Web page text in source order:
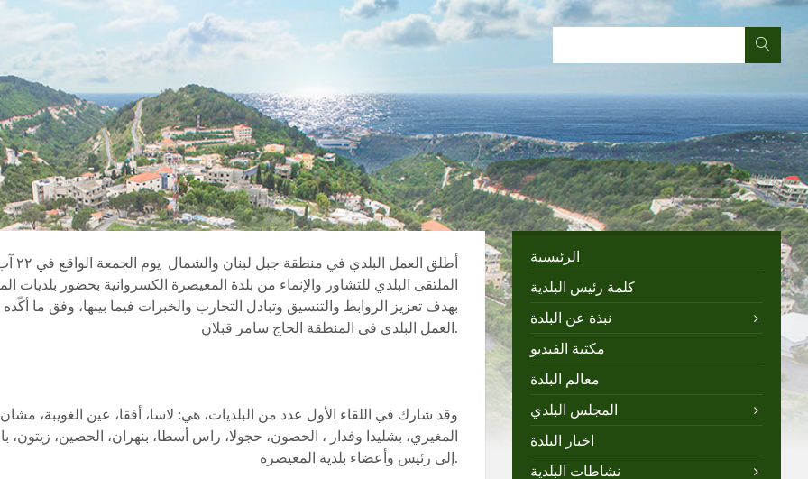
الملتقى البلدي للتشاور والإنماء من بلدة المعيصرة الكسروانية بحضور بلديات
بهدف تعزيز الروابط والتنسيق وتبادل التجارب والخبرات فيما بينها، وفق ما
العمل البلدي في المنطقة الحاج سامر قبلان.
وقد شارك في اللقاء الأول عدد من البلديات، هي: لاسا، أفقا، عين الغويبة،
المغيري، بشليدا وفدار ، الحصون، حجولا، راس أسطا، بنهران، الحصين، زيتون،
إلى رئيس وأعضاء بلدية المعيصرة.
الرئيسية
كلمة رئيس البلدية
نبذة عن البلدة
مكتبة الفيديو
معالم البلدة
المجلس البلدي
اخبار البلدة
نشاطات البلدية